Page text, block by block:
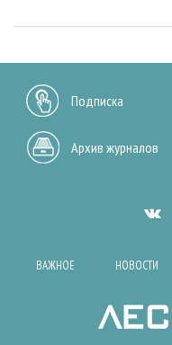
Подписка
Архив журналов
ВАЖНОЕ НОВОСТИ